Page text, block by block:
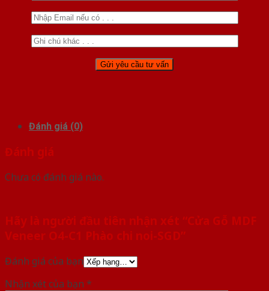
Đánh giá (0)
Đánh giá
Chưa có đánh giá nào.
Hãy là người đầu tiên nhận xét “Cửa Gỗ MDF
Veneer O4-C1 Phào chi noi-SGD”
Đánh giá của bạn
Nhận xét của bạn *